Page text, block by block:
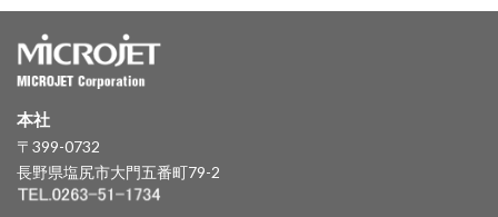
本社
〒399-0732
長野県塩尻市大門五番町79-2